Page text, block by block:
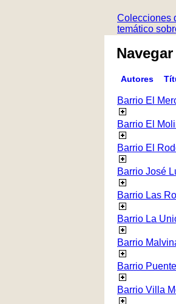
Colecciones
temático
Navegar
Autores
Barrio El
Barrio El
Barrio El
Barrio José
Barrio Las
Barrio La
Barrio
Barrio
Barrio Villa